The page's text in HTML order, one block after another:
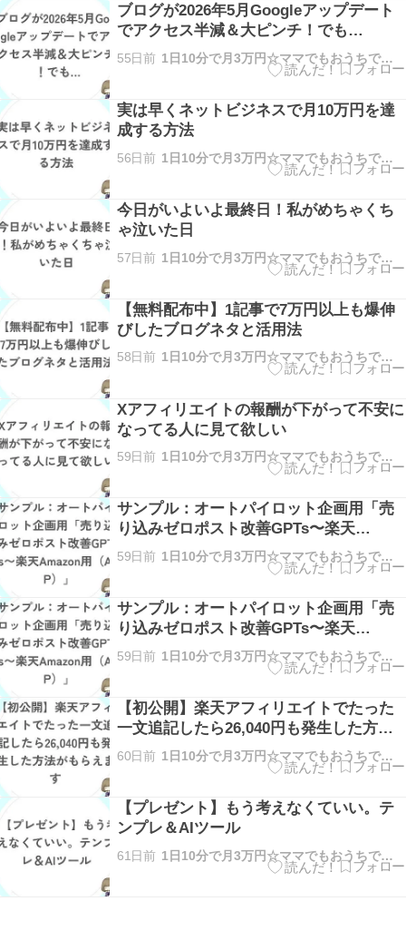
ブログが2026年5月Googleアップデート
でアクセス半減＆大ピンチ！でも…
55日前 1日10分で月3万円☆ママでもおうちで稼げる方法を解説
実は早くネットビジネスで月10万円を達
成する方法
56日前 1日10分で月3万円☆ママでもおうちで稼げる方法を解説
今日がいよいよ最終日！私がめちゃくち
ゃ泣いた日
57日前 1日10分で月3万円☆ママでもおうちで稼げる方法を解説
【無料配布中】1記事で7万円以上も爆伸
びしたブログネタと活用法
58日前 1日10分で月3万円☆ママでもおうちで稼げる方法を解説
Xアフィリエイトの報酬が下がって不安に
なってる人に見て欲しい
59日前 1日10分で月3万円☆ママでもおうちで稼げる方法を解説
サンプル：オートパイロット企画用「売
り込みゼロポスト改善GPTs〜楽天
Amazon用（AP）」
59日前 1日10分で月3万円☆ママでもおうちで稼げる方法を解説
サンプル：オートパイロット企画用「売
り込みゼロポスト改善GPTs〜楽天
Amazon用（AP）」
59日前 1日10分で月3万円☆ママでもおうちで稼げる方法を解説
【初公開】楽天アフィリエイトでたった
一文追記したら26,040円も発生した方法
がもらえます
60日前 1日10分で月3万円☆ママでもおうちで稼げる方法を解説
【プレゼント】もう考えなくていい。テ
ンプレ＆AIツール
61日前 1日10分で月3万円☆ママでもおうちで稼げる方法を解説